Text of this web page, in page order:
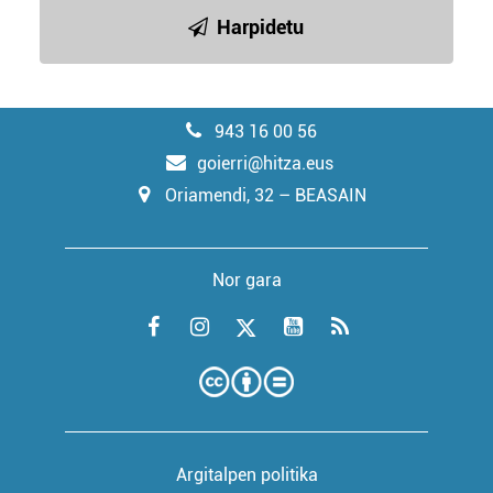
Harpidetu
943 16 00 56
goierri@hitza.eus
Oriamendi, 32 – BEASAIN
Nor gara
Argitalpen politika